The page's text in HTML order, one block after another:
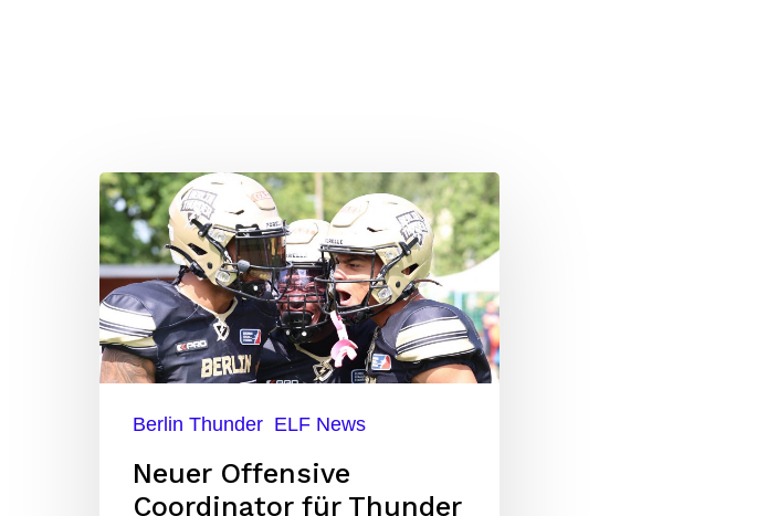
Neuer
Offensive
Coordinator
für
Thunder
Berlin Thunder ELF News
Neuer Offensive
Coordinator für Thunder